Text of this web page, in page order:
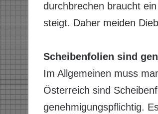
durchbrechen braucht
steigt. Daher meiden
Scheibenfolien sind
Im Allgemeinen muss
Österreich sind
genehmigungspflichtig.